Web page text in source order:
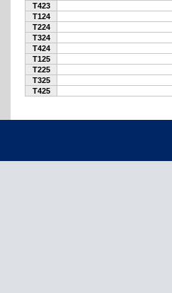
T423
T124
T224
T324
T424
T125
T225
T325
T425